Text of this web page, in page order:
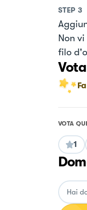
STEP 3
Non
filo
VOTA
1